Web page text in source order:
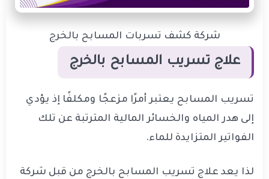
شركة كشف تسربات المسابح بالخرج
علاج تسريب المسابح بالخرج
تسريب المسابح يعتبر أمرًا مزعجًا ومكلفًا إذ يؤدي
إلى هدر المياه والخسائر المالية المترتبة عن تلك
الفواتير المتزايدة للماء.
لذا يعد علاج تسريب المسابح بالخرج من قبل شركة